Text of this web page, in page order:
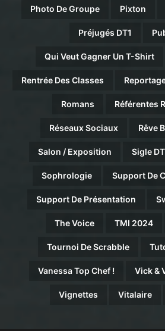
Photo De Groupe Pixton
Préjugés DT1
Qui Veut Gagner Un T-Shirt
Rentrée Des Classes
Romans Référentes
Réseaux Sociaux Rêve
Salon / Exposition Sigle
Sophrologie Support De
Support De Présentation
The Voice TMI 2024
Tournoi De Scrabble
Vanessa Top Chef ! Vick &
Vignettes Vitalaire